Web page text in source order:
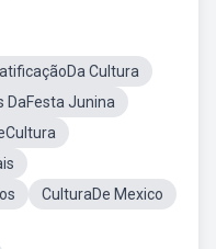
Cultura
DaFesta Junina
CulturaDe Mexico